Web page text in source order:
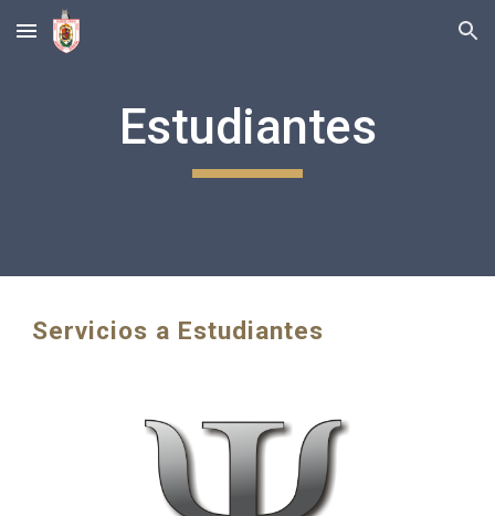
Skip to main content Skip to navigation
Estudiantes
Servicios a Estudiantes